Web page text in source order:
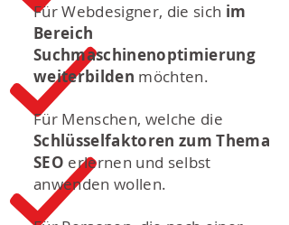
Für Webdesigner, die sich im
Bereich
Suchmaschinenoptimierung
weiterbilden möchten.
Für Menschen, welche die
Schlüsselfaktoren zum Thema
SEO erlernen und selbst
anwenden wollen.